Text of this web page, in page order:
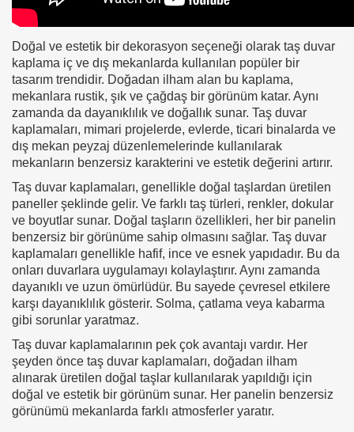
Doğal ve estetik bir dekorasyon seçeneği olarak taş duvar
kaplama iç ve dış mekanlarda kullanılan popüler bir
tasarım trendidir. Doğadan ilham alan bu kaplama,
mekanlara rustik, şık ve çağdaş bir görünüm katar. Aynı
zamanda da dayanıklılık ve doğallık sunar. Taş duvar
kaplamaları, mimari projelerde, evlerde, ticari binalarda ve
dış mekan peyzaj düzenlemelerinde kullanılarak
mekanların benzersiz karakterini ve estetik değerini artırır.
Taş duvar kaplamaları, genellikle doğal taşlardan üretilen
paneller şeklinde gelir. Ve farklı taş türleri, renkler, dokular
ve boyutlar sunar. Doğal taşların özellikleri, her bir panelin
benzersiz bir görünüme sahip olmasını sağlar. Taş duvar
kaplamaları genellikle hafif, ince ve esnek yapıdadır. Bu da
onları duvarlara uygulamayı kolaylaştırır. Aynı zamanda
dayanıklı ve uzun ömürlüdür. Bu sayede çevresel etkilere
karşı dayanıklılık gösterir. Solma, çatlama veya kabarma
gibi sorunlar yaratmaz.
Taş duvar kaplamalarının pek çok avantajı vardır. Her
şeyden önce taş duvar kaplamaları, doğadan ilham
alınarak üretilen doğal taşlar kullanılarak yapıldığı için
doğal ve estetik bir görünüm sunar. Her panelin benzersiz
görünümü mekanlarda farklı atmosferler yaratır.